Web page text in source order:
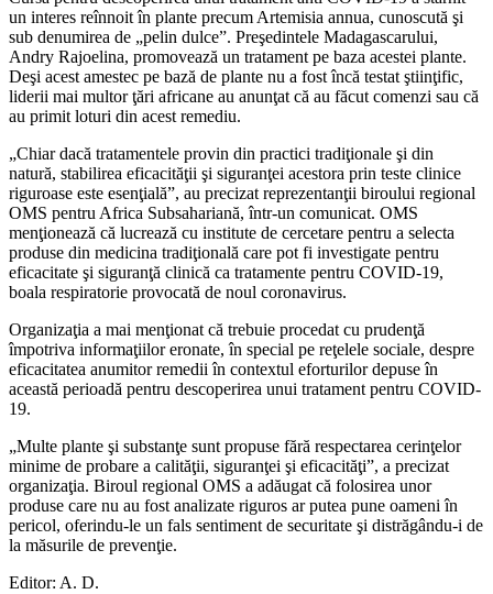
un interes reînnoit în plante precum Artemisia annua, cunoscută şi
sub denumirea de „pelin dulce”. Preşedintele Madagascarului,
Andry Rajoelina, promovează un tratament pe baza acestei plante.
Deşi acest amestec pe bază de plante nu a fost încă testat ştiinţific,
liderii mai multor ţări africane au anunţat că au făcut comenzi sau că
au primit loturi din acest remediu.
„Chiar dacă tratamentele provin din practici tradiţionale şi din
natură, stabilirea eficacităţii şi siguranţei acestora prin teste clinice
riguroase este esenţială”, au precizat reprezentanţii biroului regional
OMS pentru Africa Subsahariană, într-un comunicat. OMS
menţionează că lucrează cu institute de cercetare pentru a selecta
produse din medicina tradiţională care pot fi investigate pentru
eficacitate şi siguranţă clinică ca tratamente pentru COVID-19,
boala respiratorie provocată de noul coronavirus.
Organizaţia a mai menţionat că trebuie procedat cu prudenţă
împotriva informaţiilor eronate, în special pe reţelele sociale, despre
eficacitatea anumitor remedii în contextul eforturilor depuse în
această perioadă pentru descoperirea unui tratament pentru COVID-
19.
„Multe plante şi substanţe sunt propuse fără respectarea cerinţelor
minime de probare a calităţii, siguranţei şi eficacităţi”, a precizat
organizaţia. Biroul regional OMS a adăugat că folosirea unor
produse care nu au fost analizate riguros ar putea pune oameni în
pericol, oferindu-le un fals sentiment de securitate şi distrăgându-i de
la măsurile de prevenţie.
Editor: A. D.